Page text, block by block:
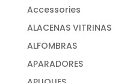
Accessories
ALACENAS VITRINAS
ALFOMBRAS
APARADORES